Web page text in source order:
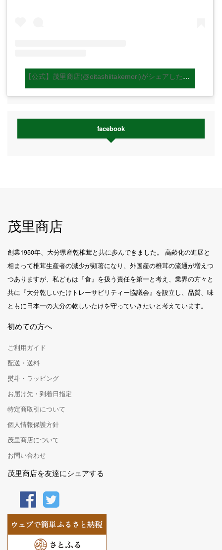
【公式】茂里商店(@oitashiitakemori)がシェアした投稿
facebook
茂里商店
創業1950年、大分県産乾椎茸と共に歩んできました。 高齢化の進展と
相まって椎茸生産者の減少が顕著になり、外国産の椎茸の流通が増えつ
つありますが、私どもは『食』を扱う責任を第一と考え、業界の方々と
共に『大分乾しいたけトレーサビリティー協議会』を設立し、品質、味
ともに日本一の大分の乾しいたけを守っていきたいと考えています。
初めての方へ
ご利用ガイド
配送・送料
熨斗・ラッピング
お届け先・到着日指定
特定商取引について
個人情報保護方針
茂里商店について
お問い合わせ
茂里商店を友達にシェアする